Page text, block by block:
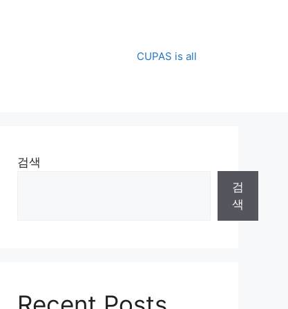
CUPAS is all
검색
검
색